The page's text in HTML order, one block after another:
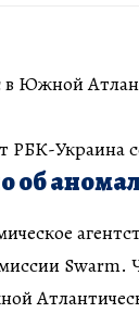
в Южной
РБК-Украина
об
Swarm.